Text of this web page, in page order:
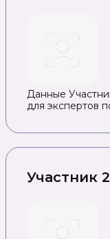
Данные
для экспертов
Участник 2